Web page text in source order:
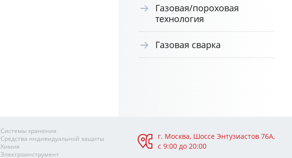
Газовая/пороховая
технология
Газовая сварка
Системы хранения
Средства индивидуальной защиты
Химия
Электроинструмент
г. Москва, Шоссе Энтузиастов 76А,
с 9:00 до 20:00